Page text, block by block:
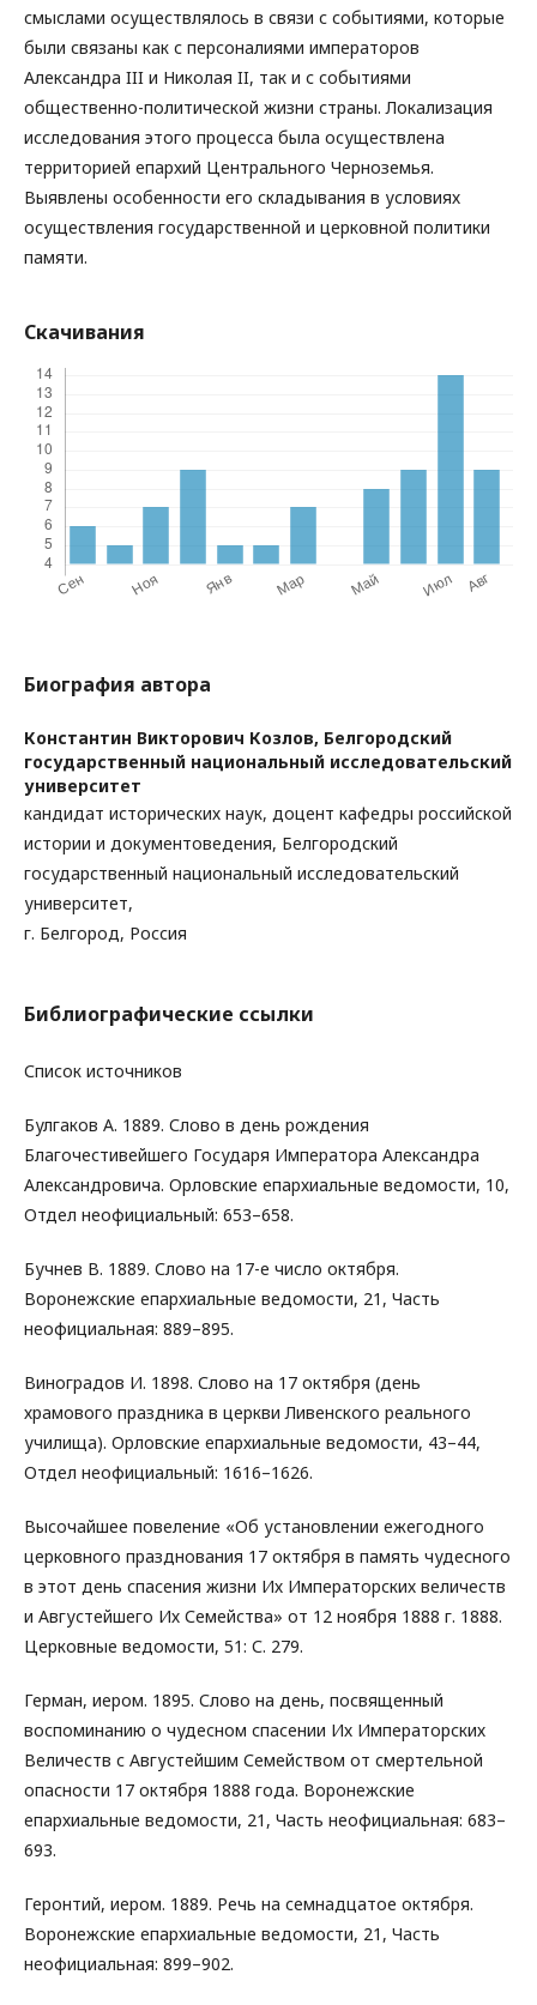
смыслами осуществлялось в связи с событиями, которые
были связаны как с персоналиями императоров
Александра III и Николая II, так и с событиями
общественно-политической жизни страны. Локализация
исследования этого процесса была осуществлена
территорией епархий Центрального Черноземья.
Выявлены особенности его складывания в условиях
осуществления государственной и церковной политики
памяти.
Скачивания
Биография автора
Константин Викторович Козлов, Белгородский
государственный национальный исследовательский
университет
кандидат исторических наук, доцент кафедры российской
истории и документоведения, Белгородский
государственный национальный исследовательский
университет,
г. Белгород, Россия
Библиографические ссылки
Список источников
Булгаков А. 1889. Слово в день рождения
Благочестивейшего Государя Императора Александра
Александровича. Орловские епархиальные ведомости, 10,
Отдел неофициальный: 653–658.
Бучнев В. 1889. Слово на 17-е число октября.
Воронежские епархиальные ведомости, 21, Часть
неофициальная: 889–895.
Виноградов И. 1898. Слово на 17 октября (день
храмового праздника в церкви Ливенского реального
училища). Орловские епархиальные ведомости, 43–44,
Отдел неофициальный: 1616–1626.
Высочайшее повеление «Об установлении ежегодного
церковного празднования 17 октября в память чудесного
в этот день спасения жизни Их Императорских величеств
и Августейшего Их Семейства» от 12 ноября 1888 г. 1888.
Церковные ведомости, 51: С. 279.
Герман, иером. 1895. Слово на день, посвященный
воспоминанию о чудесном спасении Их Императорских
Величеств с Августейшим Семейством от смертельной
опасности 17 октября 1888 года. Воронежские
епархиальные ведомости, 21, Часть неофициальная: 683–
693.
Геронтий, иером. 1889. Речь на семнадцатое октября.
Воронежские епархиальные ведомости, 21, Часть
неофициальная: 899–902.